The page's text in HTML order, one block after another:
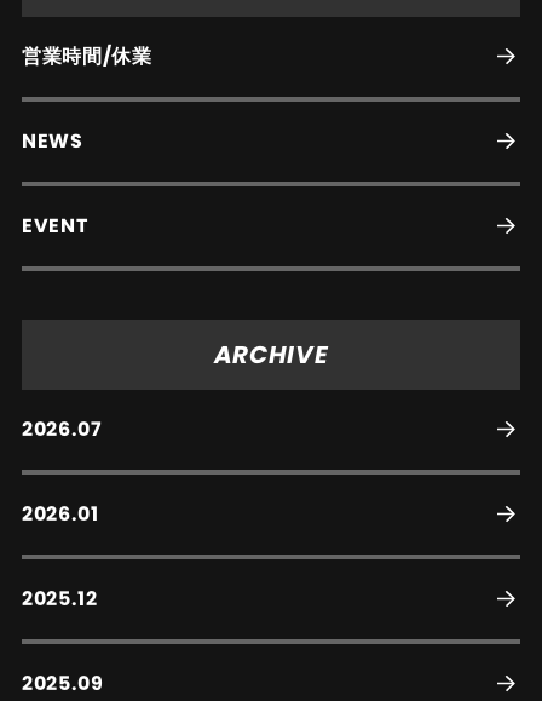
営業時間/休業
NEWS
EVENT
ARCHIVE
2026.07
2026.01
2025.12
2025.09